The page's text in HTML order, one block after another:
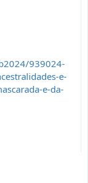
939024-
e-
e-da-